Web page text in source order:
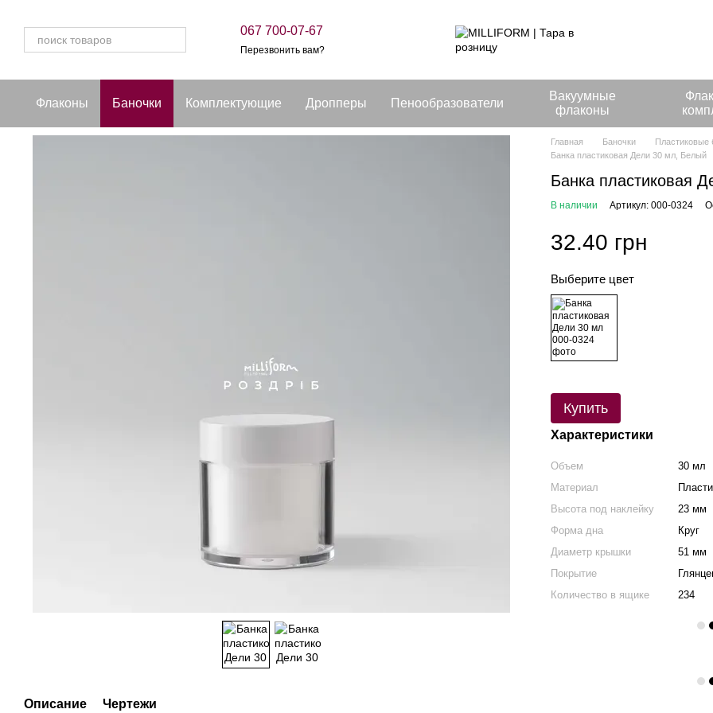
067 700-07-67
Перезвонить вам?
Флаконы Баночки Комплектующие Дропперы Пенообразователи
Вакуумные
флаконы
Описание Чертежи
Главная Баночки
Пластиковые
Банка пластиковая Дели 30 мл, Белый
Банка пластиковая
В наличии Артикул: 000-0324
32.40 грн
Выберите цвет
Купить
Характеристики
Объем
30 мл
Материал
Высота под наклейку
23 мм
Форма дна
Круг
Диаметр крышки
51 мм
Покрытие
Количество в ящике
234